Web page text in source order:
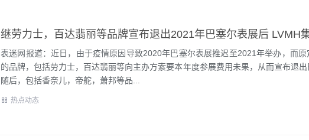
表迷网报道：近日，由于疫情原因导致2020年巴塞尔表展推迟至2021年举办，而
的品牌，包括劳力士，百达翡丽等向主办方索要本年度参展费用未果，从而宣布退出
随后，包括香奈儿，帝舵，萧邦等品...
热点动态